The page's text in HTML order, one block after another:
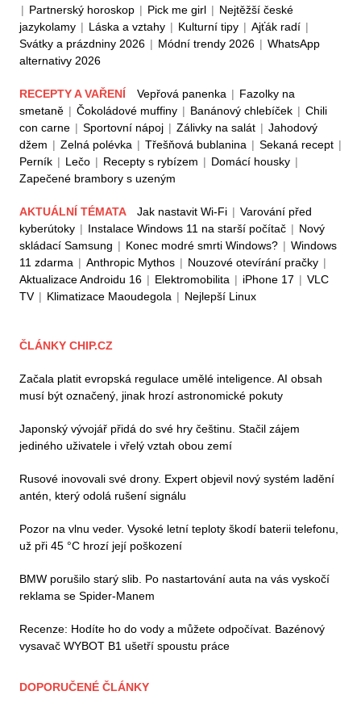
| Partnerský horoskop | Pick me girl | Nejtěžší české
jazykolamy | Láska a vztahy | Kulturní tipy | Ajťák radí |
Svátky a prázdniny 2026 | Módní trendy 2026 | WhatsApp
alternativy 2026
RECEPTY A VAŘENÍ Vepřová panenka | Fazolky na
smetaně | Čokoládové muffiny | Banánový chlebíček | Chili
con carne | Sportovní nápoj | Zálivky na salát | Jahodový
džem | Zelná polévka | Třešňová bublanina | Sekaná recept |
Perník | Lečo | Recepty s rybízem | Domácí housky |
Zapečené brambory s uzeným
AKTUÁLNÍ TÉMATA Jak nastavit Wi-Fi | Varování před
kyberútoky | Instalace Windows 11 na starší počítač | Nový
skládací Samsung | Konec modré smrti Windows? | Windows
11 zdarma | Anthropic Mythos | Nouzové otevírání pračky |
Aktualizace Androidu 16 | Elektromobilita | iPhone 17 | VLC
TV | Klimatizace Maoudegola | Nejlepší Linux
ČLÁNKY CHIP.CZ
Začala platit evropská regulace umělé inteligence. AI obsah
musí být označený, jinak hrozí astronomické pokuty
Japonský vývojář přidá do své hry češtinu. Stačil zájem
jediného uživatele i vřelý vztah obou zemí
Rusové inovovali své drony. Expert objevil nový systém ladění
antén, který odolá rušení signálu
Pozor na vlnu veder. Vysoké letní teploty škodí baterii telefonu,
už při 45 °C hrozí její poškození
BMW porušilo starý slib. Po nastartování auta na vás vyskočí
reklama se Spider-Manem
Recenze: Hodíte ho do vody a můžete odpočívat. Bazénový
vysavač WYBOT B1 ušetří spoustu práce
DOPORUČENÉ ČLÁNKY